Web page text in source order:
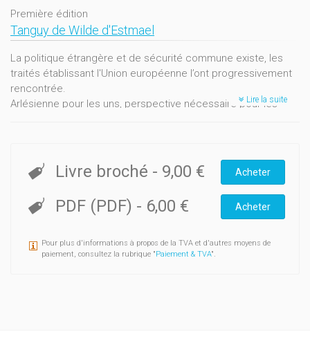
Première édition
Tanguy de Wilde d'Estmael
La politique étrangère et de sécurité commune existe, les
traités établissant l'Union européenne l’ont progressivement
rencontrée.
Arlésienne pour les uns, perspective nécessaire pour les
est sa véritable nature, sa réelle ambition ? Quels en sont les
moyens, les mécanismes institutionnels et comment en
changements institutionnels introduits par le traité de
Lire la suite
Livre broché - 9,00 € Acheter
PDF (PDF) - 6,00 € Acheter
Pour plus d'informations à propos de la TVA et d'autres moyens de
paiement, consultez la rubrique "Paiement & TVA".